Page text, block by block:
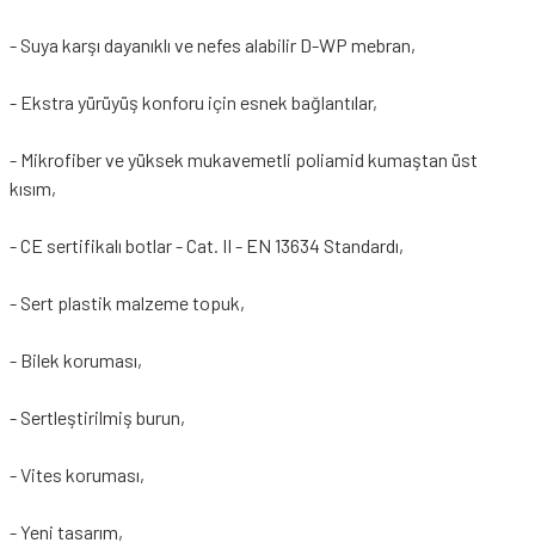
- Suya karşı dayanıklı ve nefes alabilir D-WP mebran,
- Ekstra yürüyüş konforu için esnek bağlantılar,
- Mikrofiber ve yüksek mukavemetli poliamid kumaştan üst
kısım,
- CE sertifikalı botlar - Cat. II - EN 13634 Standardı,
- Sert plastik malzeme topuk,
- Bilek koruması,
- Sertleştirilmiş burun,
- Vites koruması,
- Yeni tasarım,